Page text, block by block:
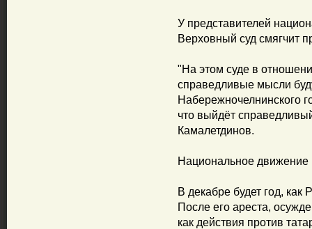
У представителей
Верховный суд смягчит
"На этом суде в
справедливые мысли
Набережночелнинского
что выйдёт
Камалетдинов.
Национальное движение
В декабре будет год,
После его ареста,
как действия против